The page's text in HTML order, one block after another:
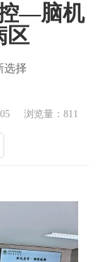
—脑机
区
选择
浏览量：811